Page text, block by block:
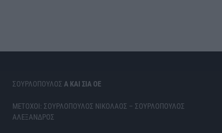
ΣΟΥΡΛΟΠΟΥΛΟΣ Α ΚΑΙ ΣΙΑ ΟΕ
ΜΕΤΟΧΟΙ: ΣΟΥΡΛΟΠΟΥΛΟΣ ΝΙΚΟΛΑΟΣ – ΣΟΥΡΛΟΠΟΥΛΟΣ
ΑΛΕΞΑΝΔΡΟΣ